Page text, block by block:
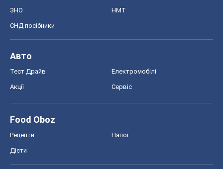
ЗНО НМТ
СНД посібники
Авто
Тест Драйв Електромобілі
Акції Сервіс
Food Oboz
Рецепти Напої
Дієти